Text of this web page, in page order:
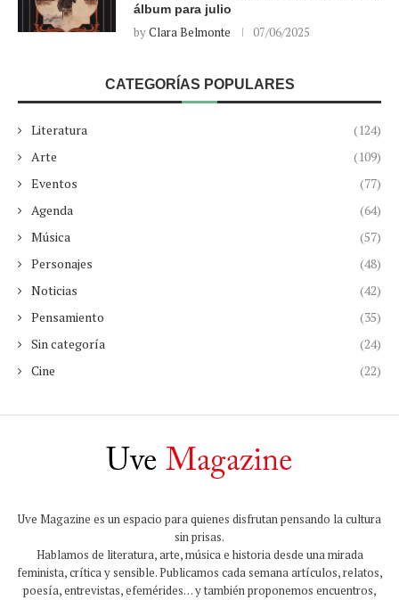
álbum para julio
byClara Belmonte 07/06/2025
CATEGORÍAS POPULARES
Literatura
(124)
Arte
(109)
Eventos
(77)
Agenda
(64)
Música
(57)
Personajes
(48)
Noticias
(42)
Pensamiento
(35)
Sin categoría
(24)
Cine
(22)
Uve Magazine es un espacio para quienes disfrutan pensando la cultura
sin prisas.
Hablamos de literatura, arte, música e historia desde una mirada
feminista, crítica y sensible. Publicamos cada semana artículos, relatos,
poesía, entrevistas, efemérides… y también proponemos encuentros,